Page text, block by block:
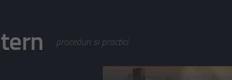
proceduri si practici